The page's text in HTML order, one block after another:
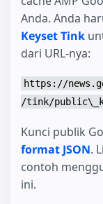
Anda. Anda
Keyset Tink
dari URL-nya:
https://
/tink/
Kunci publik
format JSON.
contoh
ini.